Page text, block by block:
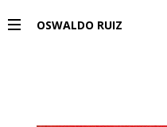
OSWALDO RUIZ